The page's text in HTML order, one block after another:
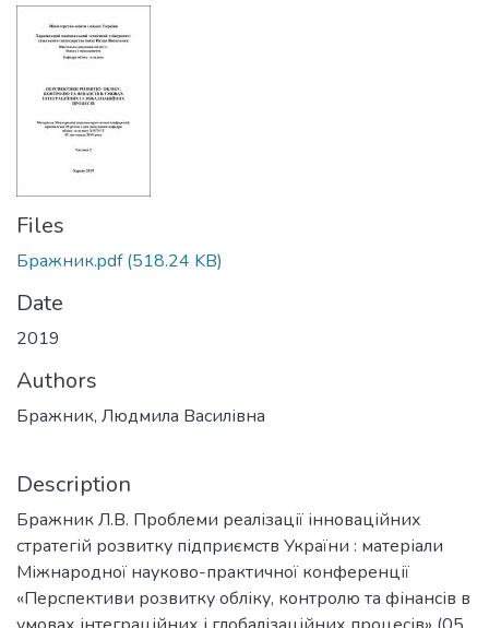
Files
Бражник.pdf(518.24 KB)
Date
2019
Authors
Бражник, Людмила Василівна
Description
Бражник Л.В. Проблеми реалізації інноваційних
стратегій розвитку підприємств України : матеріали
Міжнародної науково-практичної конференції
«Перспективи розвитку обліку, контролю та фінансів в